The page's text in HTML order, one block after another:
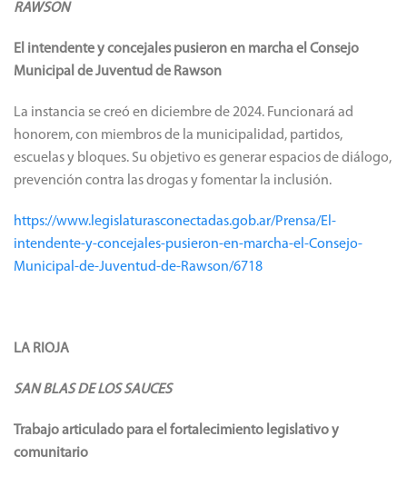
RAWSON
El intendente y concejales pusieron en marcha el Consejo
Municipal de Juventud de Rawson
La instancia se creó en diciembre de 2024. Funcionará ad
honorem, con miembros de la municipalidad, partidos,
escuelas y bloques. Su objetivo es generar espacios de diálogo,
prevención contra las drogas y fomentar la inclusión.
https://www.legislaturasconectadas.gob.ar/Prensa/El-
intendente-y-concejales-pusieron-en-marcha-el-Consejo-
Municipal-de-Juventud-de-Rawson/6718
LA RIOJA
SAN BLAS DE LOS SAUCES
Trabajo articulado para el fortalecimiento legislativo y
comunitario